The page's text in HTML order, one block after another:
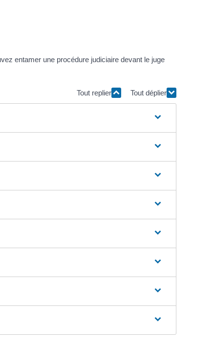
entamer une procédure judiciaire devant le juge
Tout replier Tout déplier